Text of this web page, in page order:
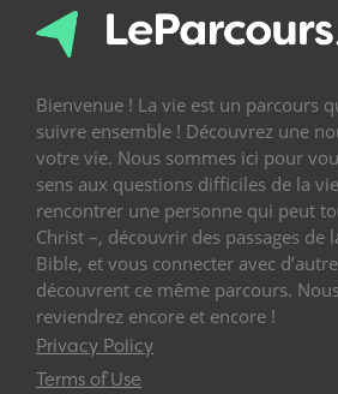
Bienvenue ! La vie est un parcours
suivre ensemble ! Découvrez une
votre vie. Nous sommes ici pour
sens aux questions difficiles de la
rencontrer une personne qui peut
Christ –, découvrir des passages de
Bible, et vous connecter avec
découvrent ce même parcours.
reviendrez encore et encore !
Privacy Policy
Terms of Use